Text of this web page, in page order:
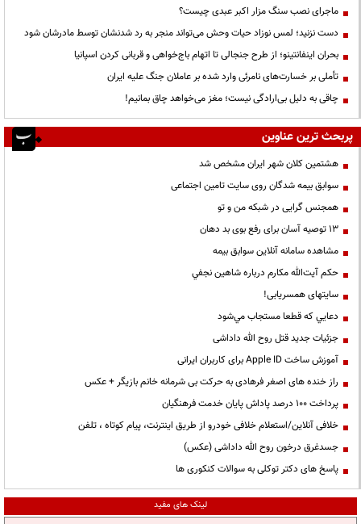
ماجرای نصب سنگ مزار اکبر عبدی چیست؟
دست نزنید؛ لمس نوزاد حیات وحش می‌تواند منجر به رد شدنشان توسط مادرشان شود
بحران اینفانتینو؛ از طرح جنجالی تا اتهام باج‌خواهی و قربانی کردن اسپانیا
تأملی بر خسارت‌های نامرئی وارد شده بر عاملان جنگ علیه ایران
چاقی به دلیل بی‌ارادگی نیست؛ مغز می‌خواهد چاق بمانیم!
پربحث ترین عناوین
هشتمین کلان شهر ایران مشخص شد
سوابق بیمه شدگان روی سایت تامین اجتماعی
همجنس گرایی در شبکه من و تو
13 توصیه آسان برای رفع بوی بد دهان
مشاهده سامانه آنلاين سوابق بیمه
حكم آيت‌الله مكارم درباره شاهين نجفي
سایتهای همسریابی!
دعايي كه قطعا مستجاب مي‌شود
جزئیات جدید قتل روح الله داداشی
آموزش ساخت Apple ID برای کاربران ایرانی
راز خنده های اصغر فرهادی به حرکت بی شرمانه خانم بازیگر + عکس
پرداخت ۱۰۰ درصد پاداش پایان خدمت فرهنگیان
خلافی آنلاین/استعلام خلافی خودرو از طریق اینترنت، پیام کوتاه ، تلفن
جسدغرق درخون روح الله داداشی (عکس)
پاسخ های دکتر توکلی به سوالات کنکوری ها
لینک های مفید